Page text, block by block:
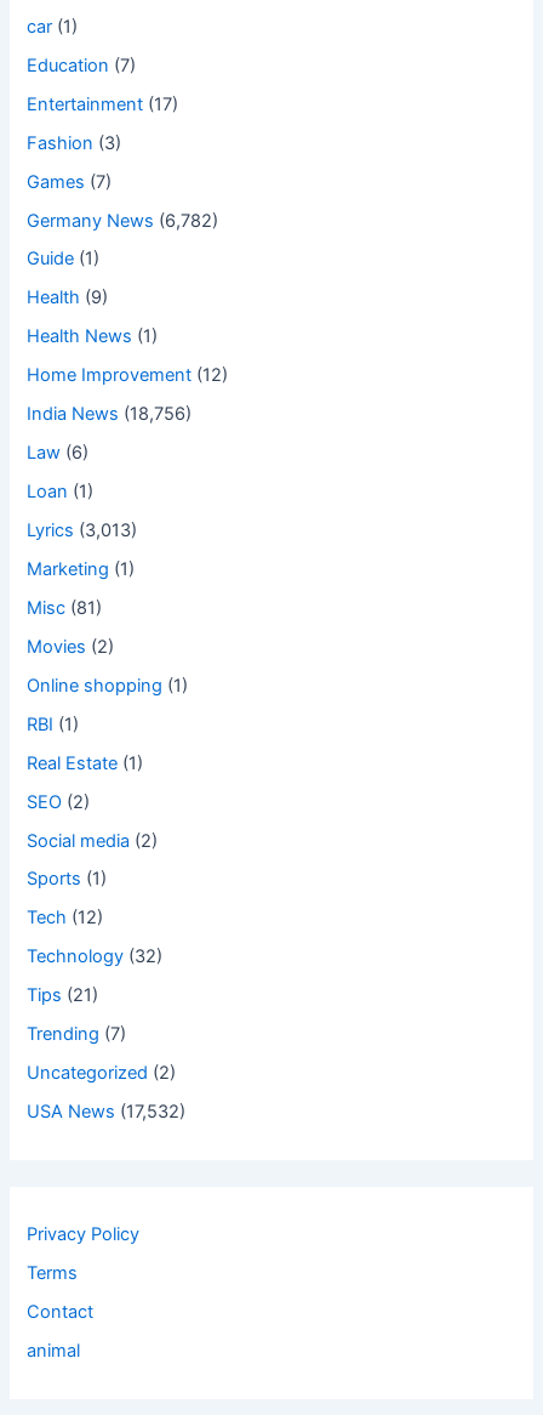
car (1)
Education (7)
Entertainment (17)
Fashion (3)
Games (7)
Germany News (6,782)
Guide (1)
Health (9)
Health News (1)
Home Improvement (12)
India News (18,756)
Law (6)
Loan (1)
Lyrics (3,013)
Marketing (1)
Misc (81)
Movies (2)
Online shopping (1)
RBI (1)
Real Estate (1)
SEO (2)
Social media (2)
Sports (1)
Tech (12)
Technology (32)
Tips (21)
Trending (7)
Uncategorized (2)
USA News (17,532)
Privacy Policy
Terms
Contact
animal